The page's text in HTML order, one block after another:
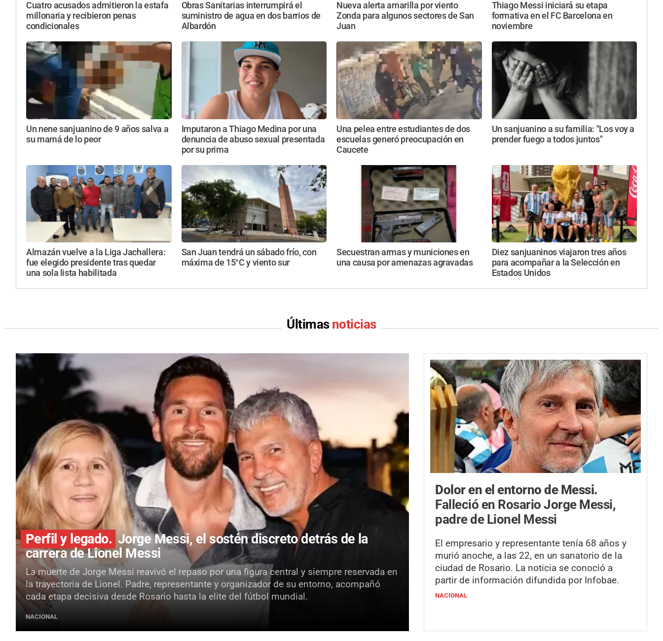
Cuatro acusados admitieron la estafa
millonaria y recibieron penas
condicionales
Obras Sanitarias interrumpirá el
suministro de agua en dos barrios de
Albardón
Nueva alerta amarilla por viento
Zonda para algunos sectores de San
Juan
Thiago Messi iniciará su etapa
formativa en el FC Barcelona en
noviembre
Un nene sanjuanino de 9 años salva a
su mamá de lo peor
Imputaron a Thiago Medina por una
denuncia de abuso sexual presentada
por su prima
Una pelea entre estudiantes de dos
escuelas generó preocupación en
Caucete
Un sanjuanino a su familia: "Los voy a
prender fuego a todos juntos"
Almazán vuelve a la Liga Jachallera:
fue elegido presidente tras quedar
una sola lista habilitada
San Juan tendrá un sábado frío, con
máxima de 15°C y viento sur
Secuestran armas y municiones en
una causa por amenazas agravadas
Diez sanjuaninos viajaron tres años
para acompañar a la Selección en
Estados Unidos
Últimas noticias
Perfil y legado. Jorge Messi, el sostén discreto detrás de la
carrera de Lionel Messi
La muerte de Jorge Messi reavivó el repaso por una figura central y siempre reservada en
la trayectoria de Lionel. Padre, representante y organizador de su entorno, acompañó
cada etapa decisiva desde Rosario hasta la elite del fútbol mundial.
NACIONAL
Dolor en el entorno de Messi.
Falleció en Rosario Jorge Messi,
padre de Lionel Messi
El empresario y representante tenía 68 años y
murió anoche, a las 22, en un sanatorio de la
ciudad de Rosario. La noticia se conoció a
partir de información difundida por Infobae.
NACIONAL